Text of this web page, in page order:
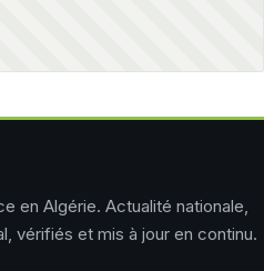
en Algérie. Actualité nationale,
vérifiés et mis à jour en continu.